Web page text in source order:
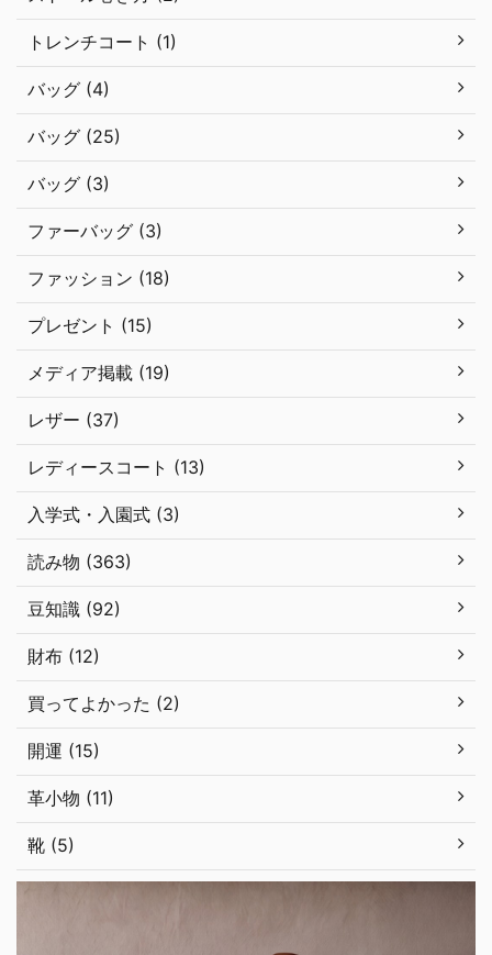
トレンチコート (1)
バッグ (4)
バッグ (25)
バッグ (3)
ファーバッグ (3)
ファッション (18)
プレゼント (15)
メディア掲載 (19)
レザー (37)
レディースコート (13)
入学式・入園式 (3)
読み物 (363)
豆知識 (92)
財布 (12)
買ってよかった (2)
開運 (15)
革小物 (11)
靴 (5)